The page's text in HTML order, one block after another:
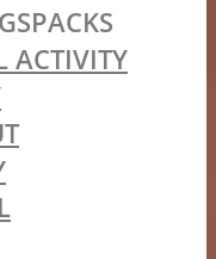
ACTIVITY